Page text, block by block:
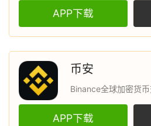
APP下载
币安
Binance全球加密货
APP下载